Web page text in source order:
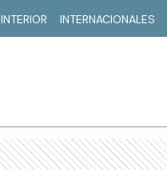
INTERIOR INTERNACIONALES